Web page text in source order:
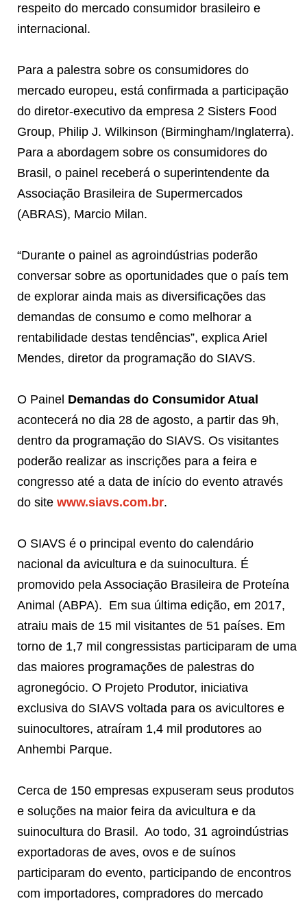
respeito do mercado consumidor brasileiro e
internacional.
Para a palestra sobre os consumidores do
mercado europeu, está confirmada a participação
do diretor-executivo da empresa 2 Sisters Food
Group, Philip J. Wilkinson (Birmingham/Inglaterra).
Para a abordagem sobre os consumidores do
Brasil, o painel receberá o superintendente da
Associação Brasileira de Supermercados
(ABRAS), Marcio Milan.
“Durante o painel as agroindústrias poderão
conversar sobre as oportunidades que o país tem
de explorar ainda mais as diversificações das
demandas de consumo e como melhorar a
rentabilidade destas tendências”, explica Ariel
Mendes, diretor da programação do SIAVS.
O Painel Demandas do Consumidor Atual
acontecerá no dia 28 de agosto, a partir das 9h,
dentro da programação do SIAVS. Os visitantes
poderão realizar as inscrições para a feira e
congresso até a data de início do evento através
do site www.siavs.com.br.
O SIAVS é o principal evento do calendário
nacional da avicultura e da suinocultura. É
promovido pela Associação Brasileira de Proteína
Animal (ABPA). Em sua última edição, em 2017,
atraiu mais de 15 mil visitantes de 51 países. Em
torno de 1,7 mil congressistas participaram de uma
das maiores programações de palestras do
agronegócio. O Projeto Produtor, iniciativa
exclusiva do SIAVS voltada para os avicultores e
suinocultores, atraíram 1,4 mil produtores ao
Anhembi Parque.
Cerca de 150 empresas expuseram seus produtos
e soluções na maior feira da avicultura e da
suinocultura do Brasil. Ao todo, 31 agroindústrias
exportadoras de aves, ovos e de suínos
participaram do evento, participando de encontros
com importadores, compradores do mercado